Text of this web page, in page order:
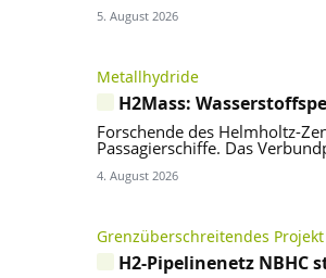
5. August 2026
Metallhydride
H2Mass:
Forschende des Helmholtz-
Passagierschiffe. Das
4. August 2026
Grenzüberschreitendes Projekt
H2-Pipelinenetz NBHC